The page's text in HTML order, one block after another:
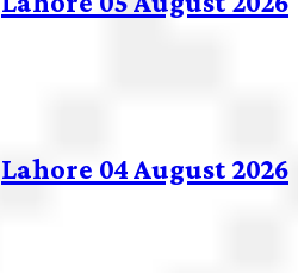
Lahore 04 August 2026